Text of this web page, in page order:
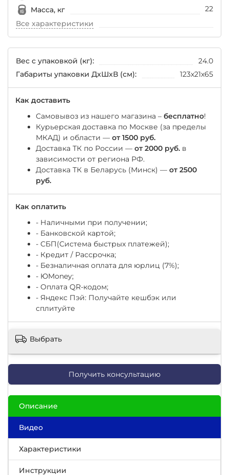
Масса, кг
22
Все характеристики
Вес с упаковкой (кг):
24.0
Габариты упаковки ДхШхВ (см):
123x21x65
Как доставить
Самовывоз из нашего магазина – бесплатно!
Курьерская доставка по Москве (за пределы
МКАД) и области — от 1500 руб.
Доставка ТК по России — от 2000 руб. в
зависимости от региона РФ.
Доставка ТК в Беларусь (Минск) — от 2500
руб.
Как оплатить
- Наличными при получении;
- Банковской картой;
- СБП(Система быстрых платежей);
- Кредит / Рассрочка;
- Безналичная оплата для юрлиц (7%);
- ЮМоney;
- Оплата QR-кодом;
- Яндекс Пэй: Получайте кешбэк или
сплитуйте
Выбрать
Получить консультацию
Описание
Видео
Характеристики
Инструкции